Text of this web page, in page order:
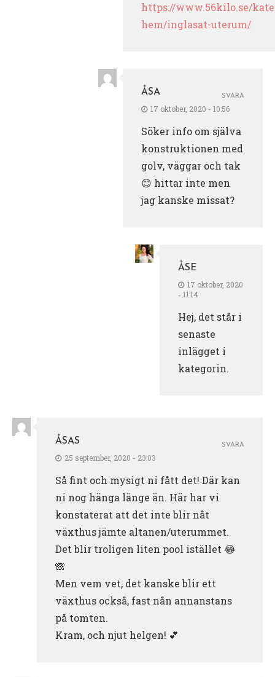
https://www.56kilo.se/
hem/inglasat-uterum/
ÅSA
17 oktober, 2020 - 10:56
Söker info om själva
konstruktionen med
golv, väggar och tak
😊 hittar inte men
jag kanske missat?
SVARA
ÅSE
17 oktober, 2020
- 11:14
Hej, det står i
senaste
inlägget i
kategorin.
ÅSAS
25 september, 2020 - 23:03
Så fint och mysigt ni fått det! Där kan
ni nog hänga länge än. Här har vi
konstaterat att det inte blir nåt
växthus jämte altanen/uterummet.
Det blir troligen liten pool istället 😂
🙈
Men vem vet, det kanske blir ett
växthus också, fast nån annanstans
på tomten.
Kram, och njut helgen! 💕
SVARA